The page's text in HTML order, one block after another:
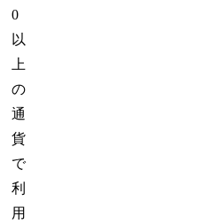
0
以
上
の
通
貨
で
利
用